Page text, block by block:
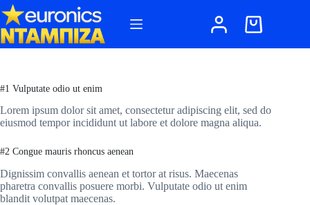
Μετάβαση
στο
περιεχόμενο
Καλάθι
#1 Vulputate odio ut enim
Lorem ipsum dolor sit amet, consectetur adipiscing elit, sed do
eiusmod tempor incididunt ut labore et dolore magna aliqua.
#2 Congue mauris rhoncus aenean
Dignissim convallis aenean et tortor at risus. Maecenas
pharetra convallis posuere morbi. Vulputate odio ut enim
blandit volutpat maecenas.